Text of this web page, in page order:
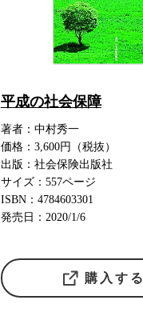
平成の社会保障
著者：中村秀一
価格：3,600円（税抜）
出版：社会保険出版社
サイズ：557ページ
ISBN：4784603301
発売日：2020/1/6
購入する